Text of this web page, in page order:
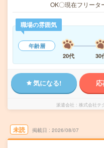
OK〇現在フリー
職場の雰囲気
年齢層
20代
30
気になる!
派遣会社 株式会社テ
未読 掲載日 2026/08/07